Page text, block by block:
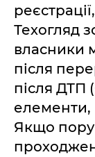
Техогляд
власники
після
після
елементи,
Якщо